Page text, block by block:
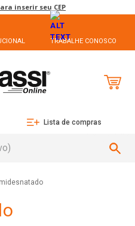
inserir seu CEP
TRABALHE CONOSCO
Lista de compras